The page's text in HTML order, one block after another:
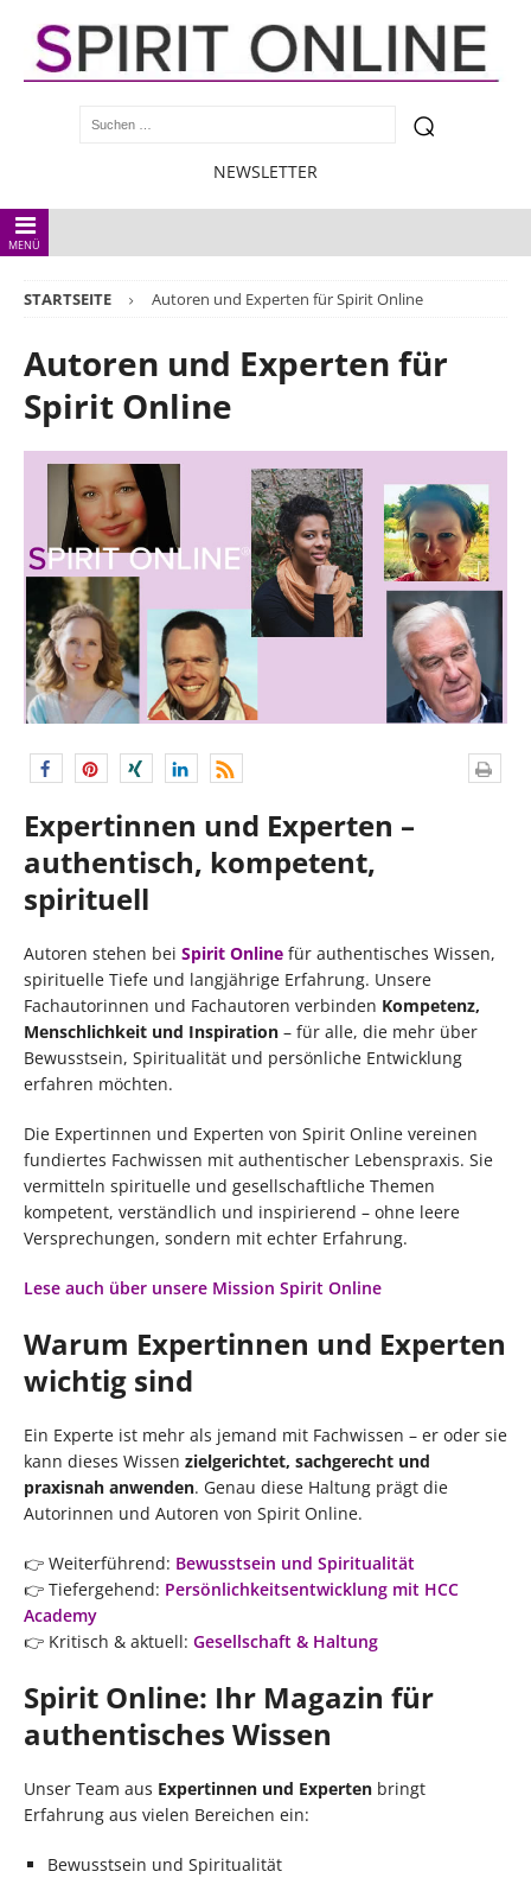
NEWSLETTER
MENÜ
STARTSEITE Autoren und Experten für Spirit Online
Autoren und Experten für
Spirit Online
Expertinnen und Experten –
authentisch, kompetent,
spirituell
Autoren stehen bei Spirit Online für authentisches Wissen,
spirituelle Tiefe und langjährige Erfahrung. Unsere
Fachautorinnen und Fachautoren verbinden Kompetenz,
Menschlichkeit und Inspiration – für alle, die mehr über
Bewusstsein, Spiritualität und persönliche Entwicklung
erfahren möchten.
Die Expertinnen und Experten von Spirit Online vereinen
fundiertes Fachwissen mit authentischer Lebenspraxis. Sie
vermitteln spirituelle und gesellschaftliche Themen
kompetent, verständlich und inspirierend – ohne leere
Versprechungen, sondern mit echter Erfahrung.
Lese auch über unsere Mission Spirit Online
Warum Expertinnen und Experten
wichtig sind
Ein Experte ist mehr als jemand mit Fachwissen – er oder sie
kann dieses Wissen zielgerichtet, sachgerecht und
praxisnah anwenden. Genau diese Haltung prägt die
Autorinnen und Autoren von Spirit Online.
👉 Weiterführend: Bewusstsein und Spiritualität
👉 Tiefergehend: Persönlichkeitsentwicklung mit HCC
Academy
👉 Kritisch & aktuell: Gesellschaft & Haltung
Spirit Online: Ihr Magazin für
authentisches Wissen
Unser Team aus Expertinnen und Experten bringt
Erfahrung aus vielen Bereichen ein:
Bewusstsein und Spiritualität